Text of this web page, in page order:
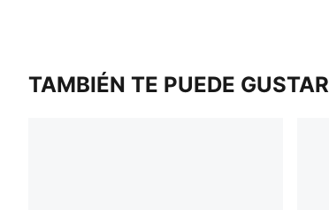
TAMBIÉN TE PUEDE GUSTAR